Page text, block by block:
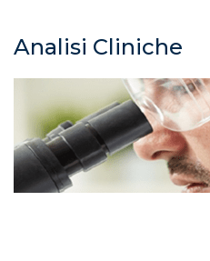
Analisi Cliniche